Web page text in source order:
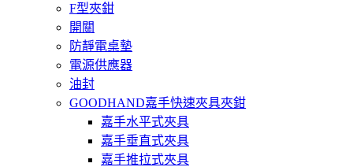
F型夾鉗
開關
防靜電桌墊
電源供應器
油封
GOODHAND嘉手快速夾具夾鉗
嘉手水平式夾具
嘉手垂直式夾具
嘉手推拉式夾具